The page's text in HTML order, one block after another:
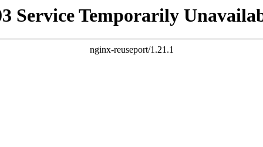
Service Temporarily
nginx-reuseport/1.21.1